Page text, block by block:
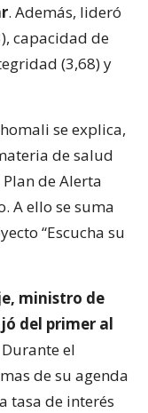
. Además, lideró
capacidad de
(3,68) y
se explica,
de salud
de Alerta
A ello se suma
“Escucha su
ministro de
del primer al
Durante el
de su agenda
tasa de interés